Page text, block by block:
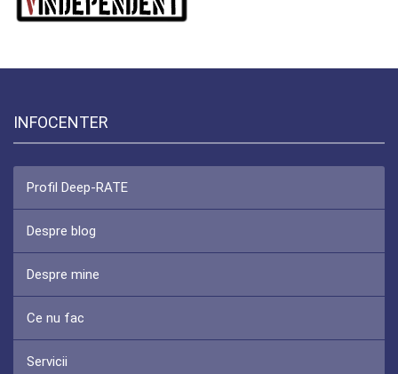
INFOCENTER
Profil Deep-RATE
Despre blog
Despre mine
Ce nu fac
Servicii